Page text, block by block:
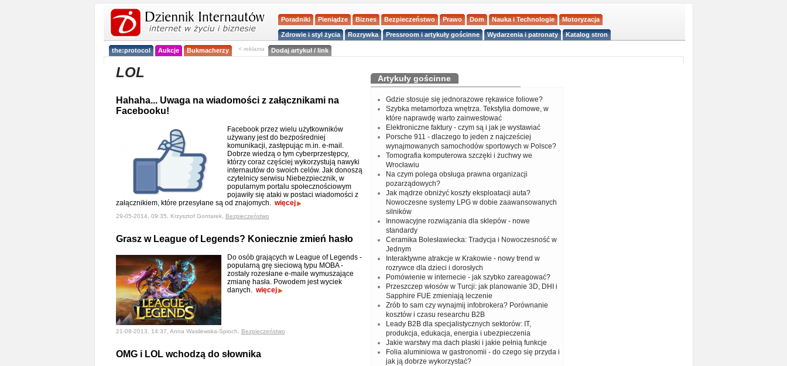
Poradniki Pieniądze Biznes Bezpieczeństwo Prawo Dom Nauka i Technologie Motoryzacja
Zdrowie i styl życia Rozrywka Pressroom i artykuły gościnne Wydarzenia i patronaty Katalog stron
the:protocol Aukcje Bukmacherzy < reklama Dodaj artykuł / link
LOL
Hahaha... Uwaga na wiadomości z załącznikami na
Facebooku!
Facebook przez wielu użytkowników
używany jest do bezpośredniej
komunikacji, zastępując m.in. e-mail.
Dobrze wiedzą o tym cyberprzestępcy,
którzy coraz częściej wykorzystują nawyki
internautów do swoich celów. Jak donoszą
czytelnicy serwisu Niebezpiecznik, w
popularnym portalu społecznościowym
pojawiły się ataki w postaci wiadomości z
załącznikiem, które przesyłane są od znajomych. więcej
29-05-2014, 09:35, Krzysztof Gontarek, Bezpieczeństwo
Grasz w League of Legends? Koniecznie zmień hasło
Do osób grających w League of Legends -
popularną grę sieciową typu MOBA -
zostały rozesłane e-maile wymuszające
zmianę hasła. Powodem jest wyciek
danych. więcej
21-08-2013, 14:37, Anna Wasilewska-Śpioch, Bezpieczeństwo
OMG i LOL wchodzą do słownika
Artykuły gościnne
Gdzie stosuje się jednorazowe rękawice foliowe?
Szybka metamorfoza wnętrza. Tekstylia domowe, w
które naprawdę warto zainwestować
Elektroniczne faktury - czym są i jak je wystawiać
Porsche 911 - dlaczego to jeden z najcześciej
wynajmowanych samochodów sportowych w Polsce?
Tomografia komputerowa szczęki i żuchwy we
Wrocławiu
Na czym polega obsługa prawna organizacji
pozarządowych?
Jak mądrze obniżyć koszty eksploatacji auta?
Nowoczesne systemy LPG w dobie zaawansowanych
silników
Innowacyjne rozwiązania dla sklepów - nowe
standardy
Ceramika Bolesławiecka: Tradycja i Nowoczesność w
Jednym
Interaktywne atrakcje w Krakowie - nowy trend w
rozrywce dla dzieci i dorosłych
Pomówienie w internecie - jak szybko zareagować?
Przeszczep włosów w Turcji: jak planowanie 3D, DHI i
Sapphire FUE zmieniają leczenie
Zrób to sam czy wynajmij infobrokera? Porównanie
kosztów i czasu researchu B2B
Leady B2B dla specjalistycznych sektorów: IT,
produkcja, edukacja, energia i ubezpieczenia
Jakie warstwy ma dach płaski i jakie pełnią funkcje
Folia aluminiowa w gastronomii - do czego się przyda i
jak ją dobrze wykorzystać?